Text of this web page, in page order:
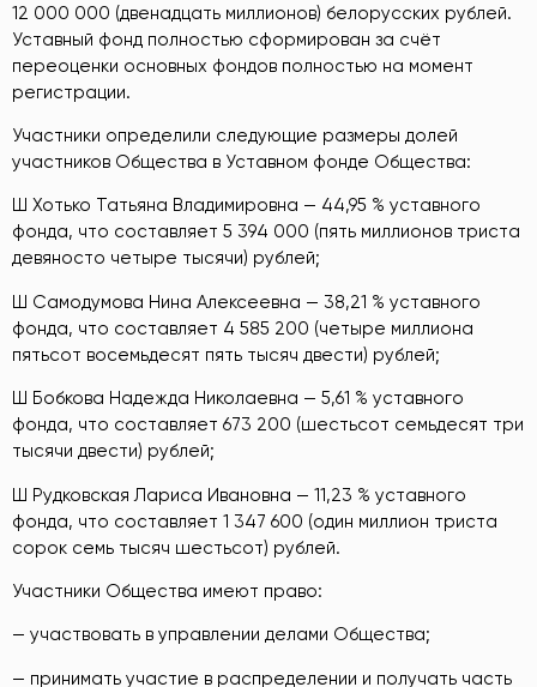
12 000 000 (двенадцать миллионов) белорусских рублей.
Уставный фонд полностью сформирован за счёт
переоценки основных фондов полностью на момент
регистрации.
Участники определили следующие размеры долей
участников Общества в Уставном фонде Общества:
Ш Хотько Татьяна Владимировна — 44,95 % уставного
фонда, что составляет 5 394 000 (пять миллионов триста
девяносто четыре тысячи) рублей;
Ш Самодумова Нина Алексеевна — 38,21 % уставного
фонда, что составляет 4 585 200 (четыре миллиона
пятьсот восемьдесят пять тысяч двести) рублей;
Ш Бобкова Надежда Николаевна — 5,61 % уставного
фонда, что составляет 673 200 (шестьсот семьдесят три
тысячи двести) рублей;
Ш Рудковская Лариса Ивановна — 11,23 % уставного
фонда, что составляет 1 347 600 (один миллион триста
сорок семь тысяч шестьсот) рублей.
Участники Общества имеют право:
— участвовать в управлении делами Общества;
— принимать участие в распределении и получать часть